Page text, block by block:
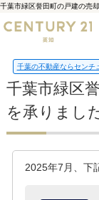
千葉市緑区誉田町の戸建の売
千葉の不動産ならセンチ
千葉市緑区
を承りまし
2025年7月、下